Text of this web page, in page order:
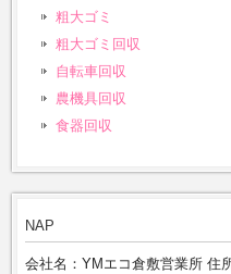
粗大ゴミ
粗大ゴミ回収
自転車回収
農機具回収
食器回収
NAP
会社名：YMエコ倉敷営業所 住